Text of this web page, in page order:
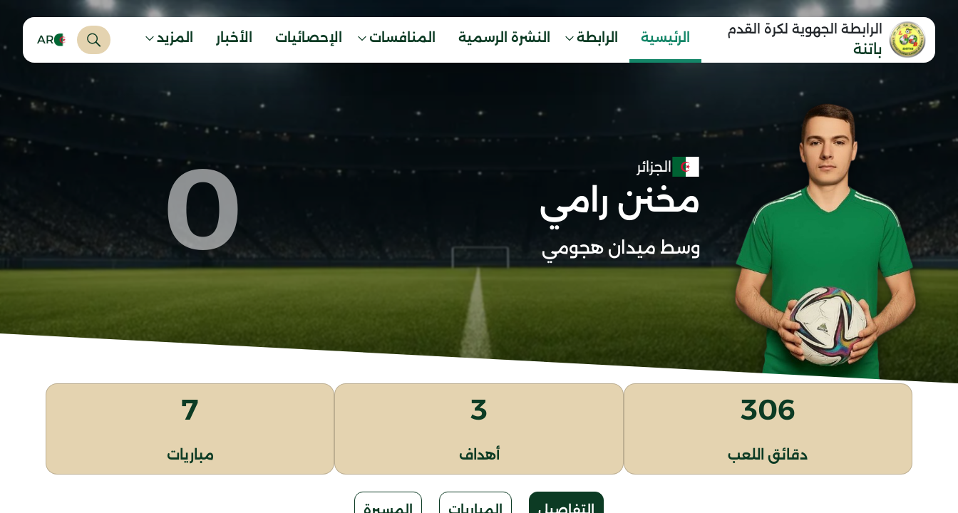
الرابطة الجهوية لكرة القدم
باتنة
الرئيسية الرابطة النشرة الرسمية المنافسات الإحصائيات الأخبار المزيد AR
الجزائر
مخنن رامي
وسط ميدان هجومي 0
306
دقائق اللعب
3
أهداف
7
مباريات